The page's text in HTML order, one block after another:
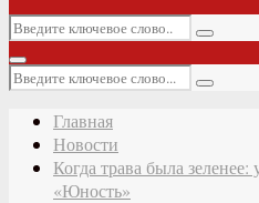
Искать:
Поиск
Основное
меню
Искать:
Поиск
Главная
Новости
Когда трава была зеленее:
«Юность»